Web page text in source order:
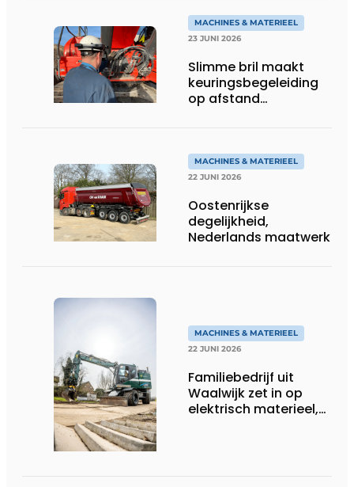
MACHINES & MATERIEEL
23 JUNI 2026
Slimme bril maakt
keuringsbegeleiding
op afstand
MACHINES & MATERIEEL
22 JUNI 2026
Oostenrijkse
degelijkheid,
Nederlands maatwerk
MACHINES & MATERIEEL
22 JUNI 2026
Familiebedrijf uit
Waalwijk zet in op
elektrisch materieel,